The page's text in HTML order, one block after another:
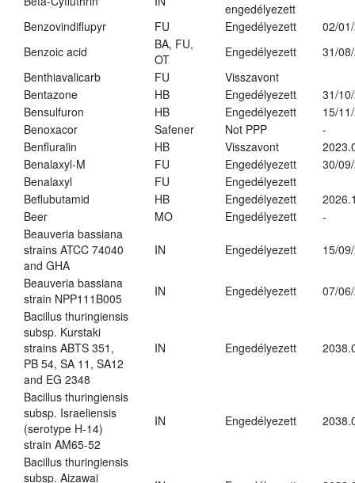
engedélyezett
Benzovindiflupyr
FU Engedélyezett
02/
Benzoic acid
BA, FU,
OT
Engedélyezett
31/
Benthiavalicarb
FU
Visszavont
Bentazone
HB Engedélyezett
31/
Bensulfuron
HB Engedélyezett
15/
Benoxacor
Safener Not PPP
-
Benfluralin
HB Visszavont
Benalaxyl-M
FU Engedélyezett
30/
Benalaxyl
FU
Engedélyezett
Beflubutamid
HB Engedélyezett
Beer
MO Engedélyezett
-
Beauveria bassiana
strains ATCC 74040
and GHA
IN Engedélyezett 15/
Beauveria bassiana
strain NPP111B005
IN Engedélyezett
07/
Bacillus thuringiensis
subsp. Kurstaki
strains ABTS 351,
PB 54, SA 11, SA12
and EG 2348
IN Engedélyezett
Bacillus thuringiensis
subsp. Israeliensis
(serotype H-14)
strain AM65-52
IN Engedélyezett
Bacillus thuringiensis
subsp. Aizawai